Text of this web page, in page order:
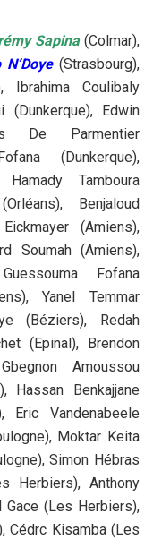
Sapina(Colmar),
(Strasbourg),
Ibrahima Coulibaly
(Dunkerque), Edwin
De Parmentier
(Dunkerque),
Tamboura
Benjaloud
(Amiens),
Soumah (Amiens),
Fofana
Yanel Temmar
(Béziers), Redah
(Epinal), Brendon
Amoussou
Hassan Benkajjane
Eric Vandenabeele
Moktar Keita
Simon Hébras
Herbiers), Anthony
(Les Herbiers),
Cédrc Kisamba (Les